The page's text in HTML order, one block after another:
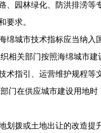
、园林绿化、防洪排涝
要求。
绵城市技术指标应当纳入
相关部门按照海绵城市
术指引、运营维护规程
门在供应城市建设用地
划拨或土地出让的改造